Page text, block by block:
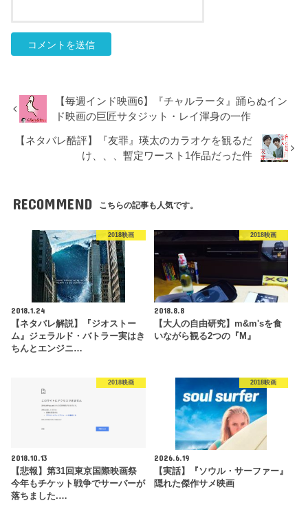
【毎週インド映画6】『チャルラータ』踊らぬイン
ド映画の巨匠サタジット・レイ渾身の一作
【ネタバレ酷評】『友罪』瑛太のカラオケを観るだ
け、、、暫定ワースト1作品だった件
RECOMMEND こちらの記事も人気です。
2018映画
2018.1.24
【ネタバレ解説】『ジオストー
ム』ジェラルド・バトラー実はき
ちんとエンジニ…
2018映画
2018.8.8
【大人の自由研究】m&m'sを食
いながら観る2つの『M』
2018映画
2018.10.13
【悲報】第31回東京国際映画祭
今年もチケット戦争でサーバーが
落ちました.…
2018映画
2026.6.19
【実話】『ソウル・サーファー』
隠れた傑作サメ映画